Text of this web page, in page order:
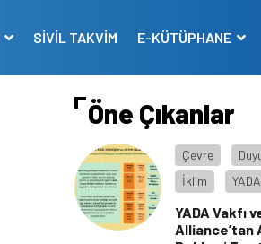
SİVİL TAKVİM E-KÜTÜPHANE
Öne Çıkanlar
Çevre
İklim
YADA
YADA Vakfı
Alliance’tan